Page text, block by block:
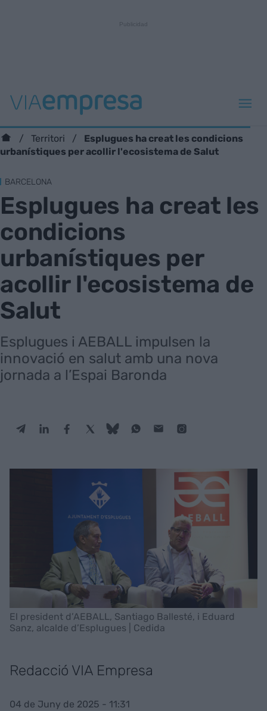
Territori
Esplugues ha creat les condicions
urbanístiques per acollir l'ecosistema de Salut
BARCELONA
Esplugues ha creat les
condicions
urbanístiques per
acollir l'ecosistema de
Salut
Esplugues i AEBALL impulsen la
innovació en salut amb una nova
jornada a l’Espai Baronda
El president d’AEBALL, Santiago Ballesté, i Eduard
Sanz, alcalde d’Esplugues | Cedida
Redacció VIA Empresa
04 de Juny de 2025 - 11:31